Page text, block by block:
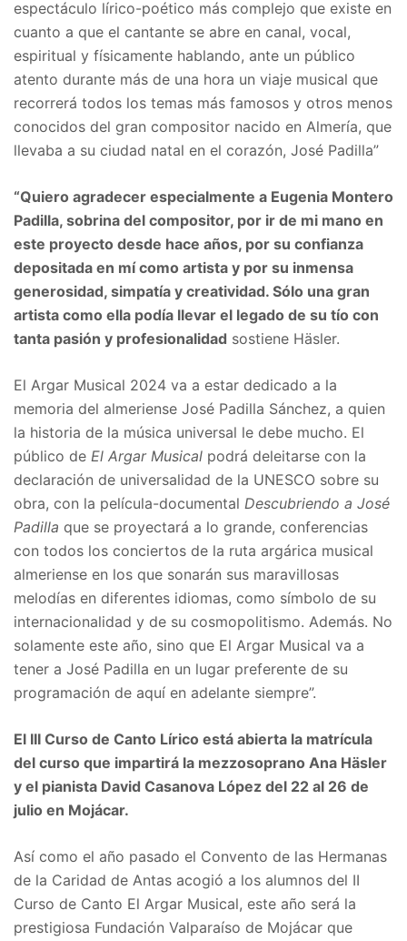
espectáculo lírico-poético más complejo que existe en
cuanto a que el cantante se abre en canal, vocal,
espiritual y físicamente hablando, ante un público
atento durante más de una hora un viaje musical que
recorrerá todos los temas más famosos y otros menos
conocidos del gran compositor nacido en Almería, que
llevaba a su ciudad natal en el corazón, José Padilla”
“Quiero agradecer especialmente a Eugenia Montero
Padilla, sobrina del compositor, por ir de mi mano en
este proyecto desde hace años, por su confianza
depositada en mí como artista y por su inmensa
generosidad, simpatía y creatividad. Sólo una gran
artista como ella podía llevar el legado de su tío con
tanta pasión y profesionalidad sostiene Häsler.
El Argar Musical 2024 va a estar dedicado a la
memoria del almeriense José Padilla Sánchez, a quien
la historia de la música universal le debe mucho. El
público de El Argar Musical podrá deleitarse con la
declaración de universalidad de la UNESCO sobre su
obra, con la película-documental Descubriendo a José
Padilla que se proyectará a lo grande, conferencias
con todos los conciertos de la ruta argárica musical
almeriense en los que sonarán sus maravillosas
melodías en diferentes idiomas, como símbolo de su
internacionalidad y de su cosmopolitismo. Además. No
solamente este año, sino que El Argar Musical va a
tener a José Padilla en un lugar preferente de su
programación de aquí en adelante siempre”.
El III Curso de Canto Lírico está abierta la matrícula
del curso que impartirá la mezzosoprano Ana Häsler
y el pianista David Casanova López del 22 al 26 de
julio en Mojácar.
Así como el año pasado el Convento de las Hermanas
de la Caridad de Antas acogió a los alumnos del II
Curso de Canto El Argar Musical, este año será la
prestigiosa Fundación Valparaíso de Mojácar que